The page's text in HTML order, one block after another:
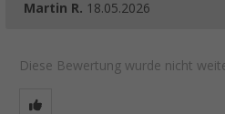
Martin R. 18.05.2026
Diese Bewertung wurde nicht